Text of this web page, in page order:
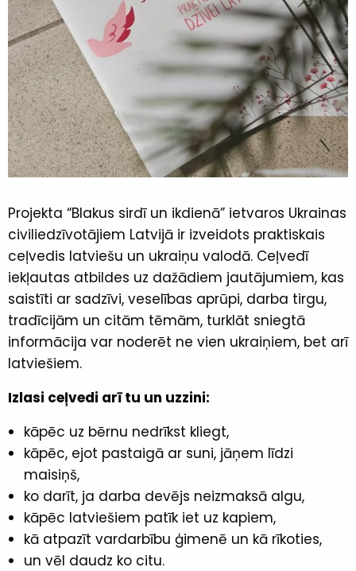
Projekta “Blakus sirdī un ikdienā” ietvaros Ukrainas
civiliedzīvotājiem Latvijā ir izveidots praktiskais
ceļvedis latviešu un ukraiņu valodā. Ceļvedī
iekļautas atbildes uz dažādiem jautājumiem, kas
saistīti ar sadzīvi, veselības aprūpi, darba tirgu,
tradīcijām un citām tēmām, turklāt sniegtā
informācija var noderēt ne vien ukraiņiem, bet arī
latviešiem.
Izlasi ceļvedi arī tu un uzzini:
kāpēc uz bērnu nedrīkst kliegt,
kāpēc, ejot pastaigā ar suni, jāņem līdzi
maisiņš,
ko darīt, ja darba devējs neizmaksā algu,
kāpēc latviešiem patīk iet uz kapiem,
kā atpazīt vardarbību ģimenē un kā rīkoties,
un vēl daudz ko citu.